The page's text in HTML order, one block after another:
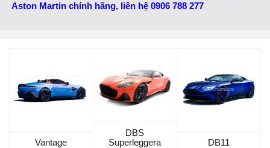
Aston Martin chính hãng, liên hệ 0906 788 277
Vantage
DBS
Superleggera
DB11